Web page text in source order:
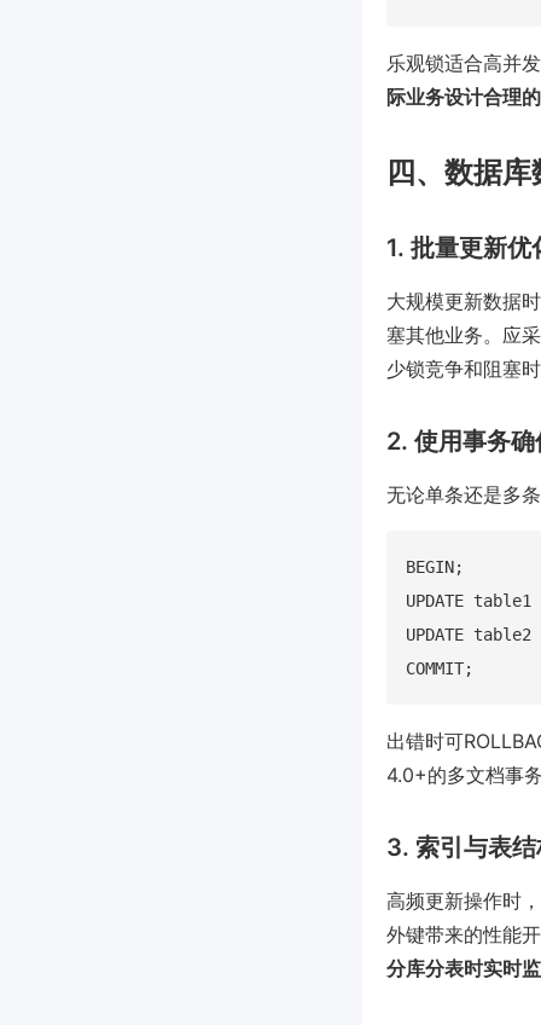
乐观锁适合高并
际业务设计合理
四、数据
1. 批量更新
大规模更新数据
塞其他业务。应
少锁竞争和阻塞
2. 使用事务
无论单条还是多
BEGIN;
UPDATE
UPDATE
出错时可
4.0+的多文档事
3. 索引与表
高频更新操作时
外键带来的性能
分库分表时实时